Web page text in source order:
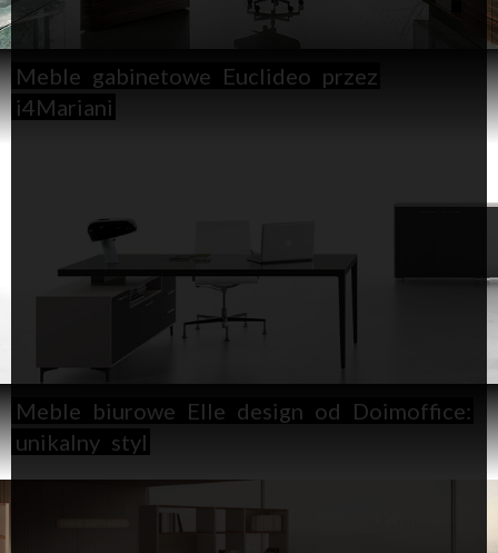
Meble gabinetowe Euclideo przez
i4Mariani
Meble biurowe Elle design od Doimoffice:
unikalny styl